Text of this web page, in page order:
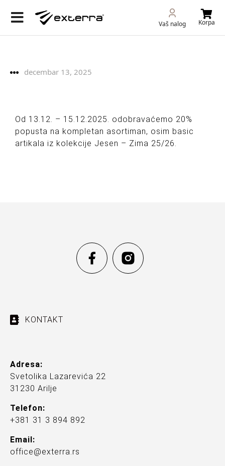
Vaš nalog Korpa
decembar 13, 2025
Od 13.12. – 15.12.2025. odobravaćemo 20%
popusta na kompletan asortiman, osim basic
artikala iz kolekcije Jesen – Zima 25/26.
KONTAKT
Adresa:
Svetolika Lazarevića 22
31230 Arilje
Telefon:
+381 31 3 894 892
Email:
office@exterra.rs